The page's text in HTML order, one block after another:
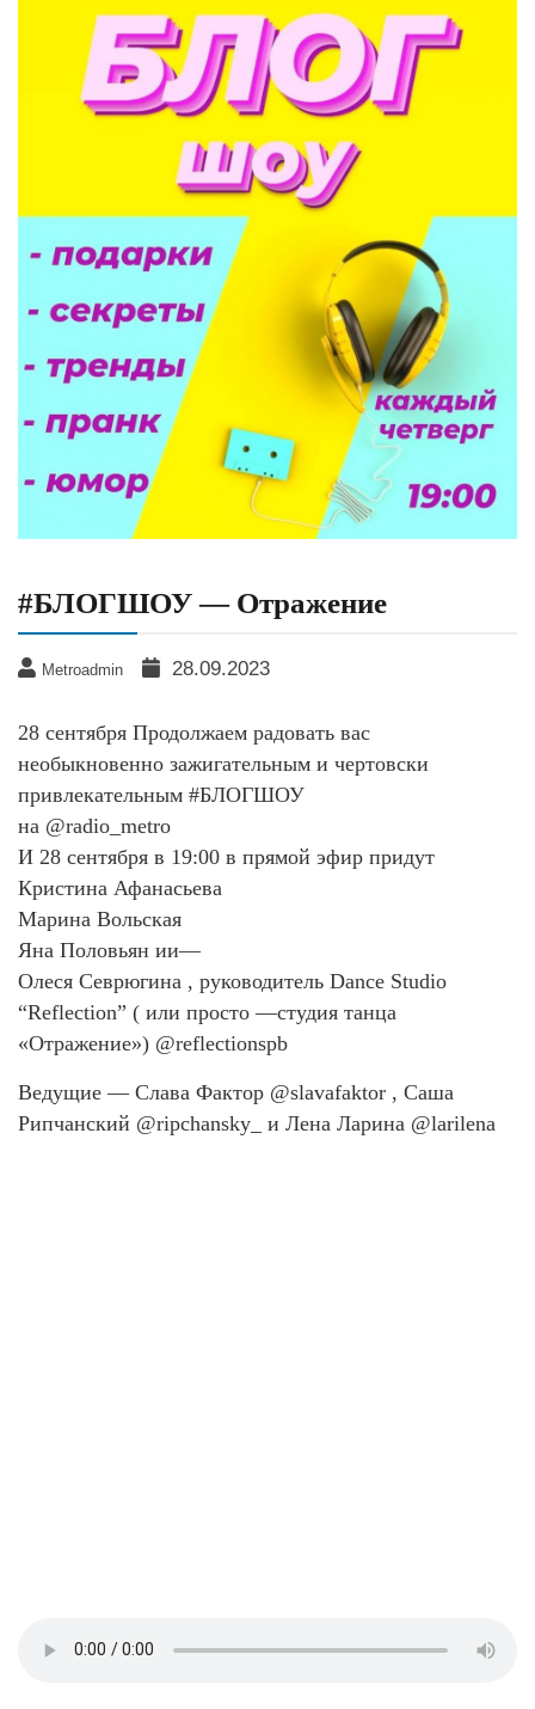
#БЛОГШОУ — Отражение
Metroadmin 28.09.2023
28 сентября Продолжаем радовать вас
необыкновенно зажигательным и чертовски
привлекательным #БЛОГШОУ
на @radio_metro
И 28 сентября в 19:00 в прямой эфир придут
Кристина Афанасьева
Марина Вольская
Яна Половьян ии—
Олеся Севрюгина , руководитель Dance Studio
“Reflection” ( или просто —студия танца
«Отражение») @reflectionspb
Ведущие — Слава Фактор @slavafaktor , Саша
Рипчанский @ripchansky_ и Лена Ларина @larilena